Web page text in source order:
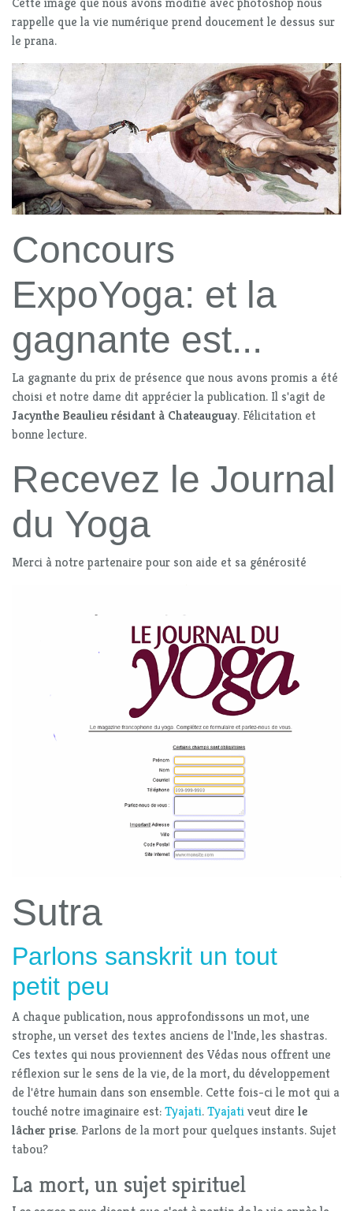
rappelle que la vie numérique prend doucement le dessus sur
le prana.
Concours
ExpoYoga: et la
gagnante est...
La gagnante du prix de présence que nous avons promis a été
choisi et notre dame dit apprécier la publication. Il s'agit de
Jacynthe Beaulieu résidant à Chateauguay. Félicitation et
bonne lecture.
Recevez le Journal
du Yoga
Merci à notre partenaire pour son aide et sa générosité
Sutra
Parlons sanskrit un tout
petit peu
A chaque publication, nous approfondissons un mot, une
strophe, un verset des textes anciens de l'Inde, les shastras.
Ces textes qui nous proviennent des Védas nous offrent une
réflexion sur le sens de la vie, de la mort, du développement
de l'être humain dans son ensemble. Cette fois-ci le mot qui a
touché notre imaginaire est:Tyajati.Tyajativeut dire le
lâcher prise. Parlons de la mort pour quelques instants. Sujet
tabou?
La mort, un sujet spirituel